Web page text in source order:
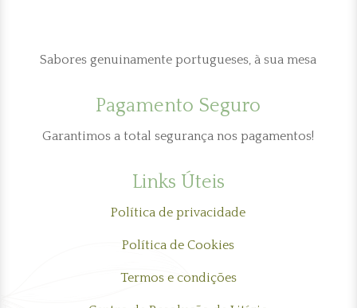
Sabores genuinamente portugueses, à sua mesa
Pagamento Seguro
Garantimos a total segurança nos pagamentos!
Links Úteis
Política de privacidade
Política de Cookies
Termos e condições